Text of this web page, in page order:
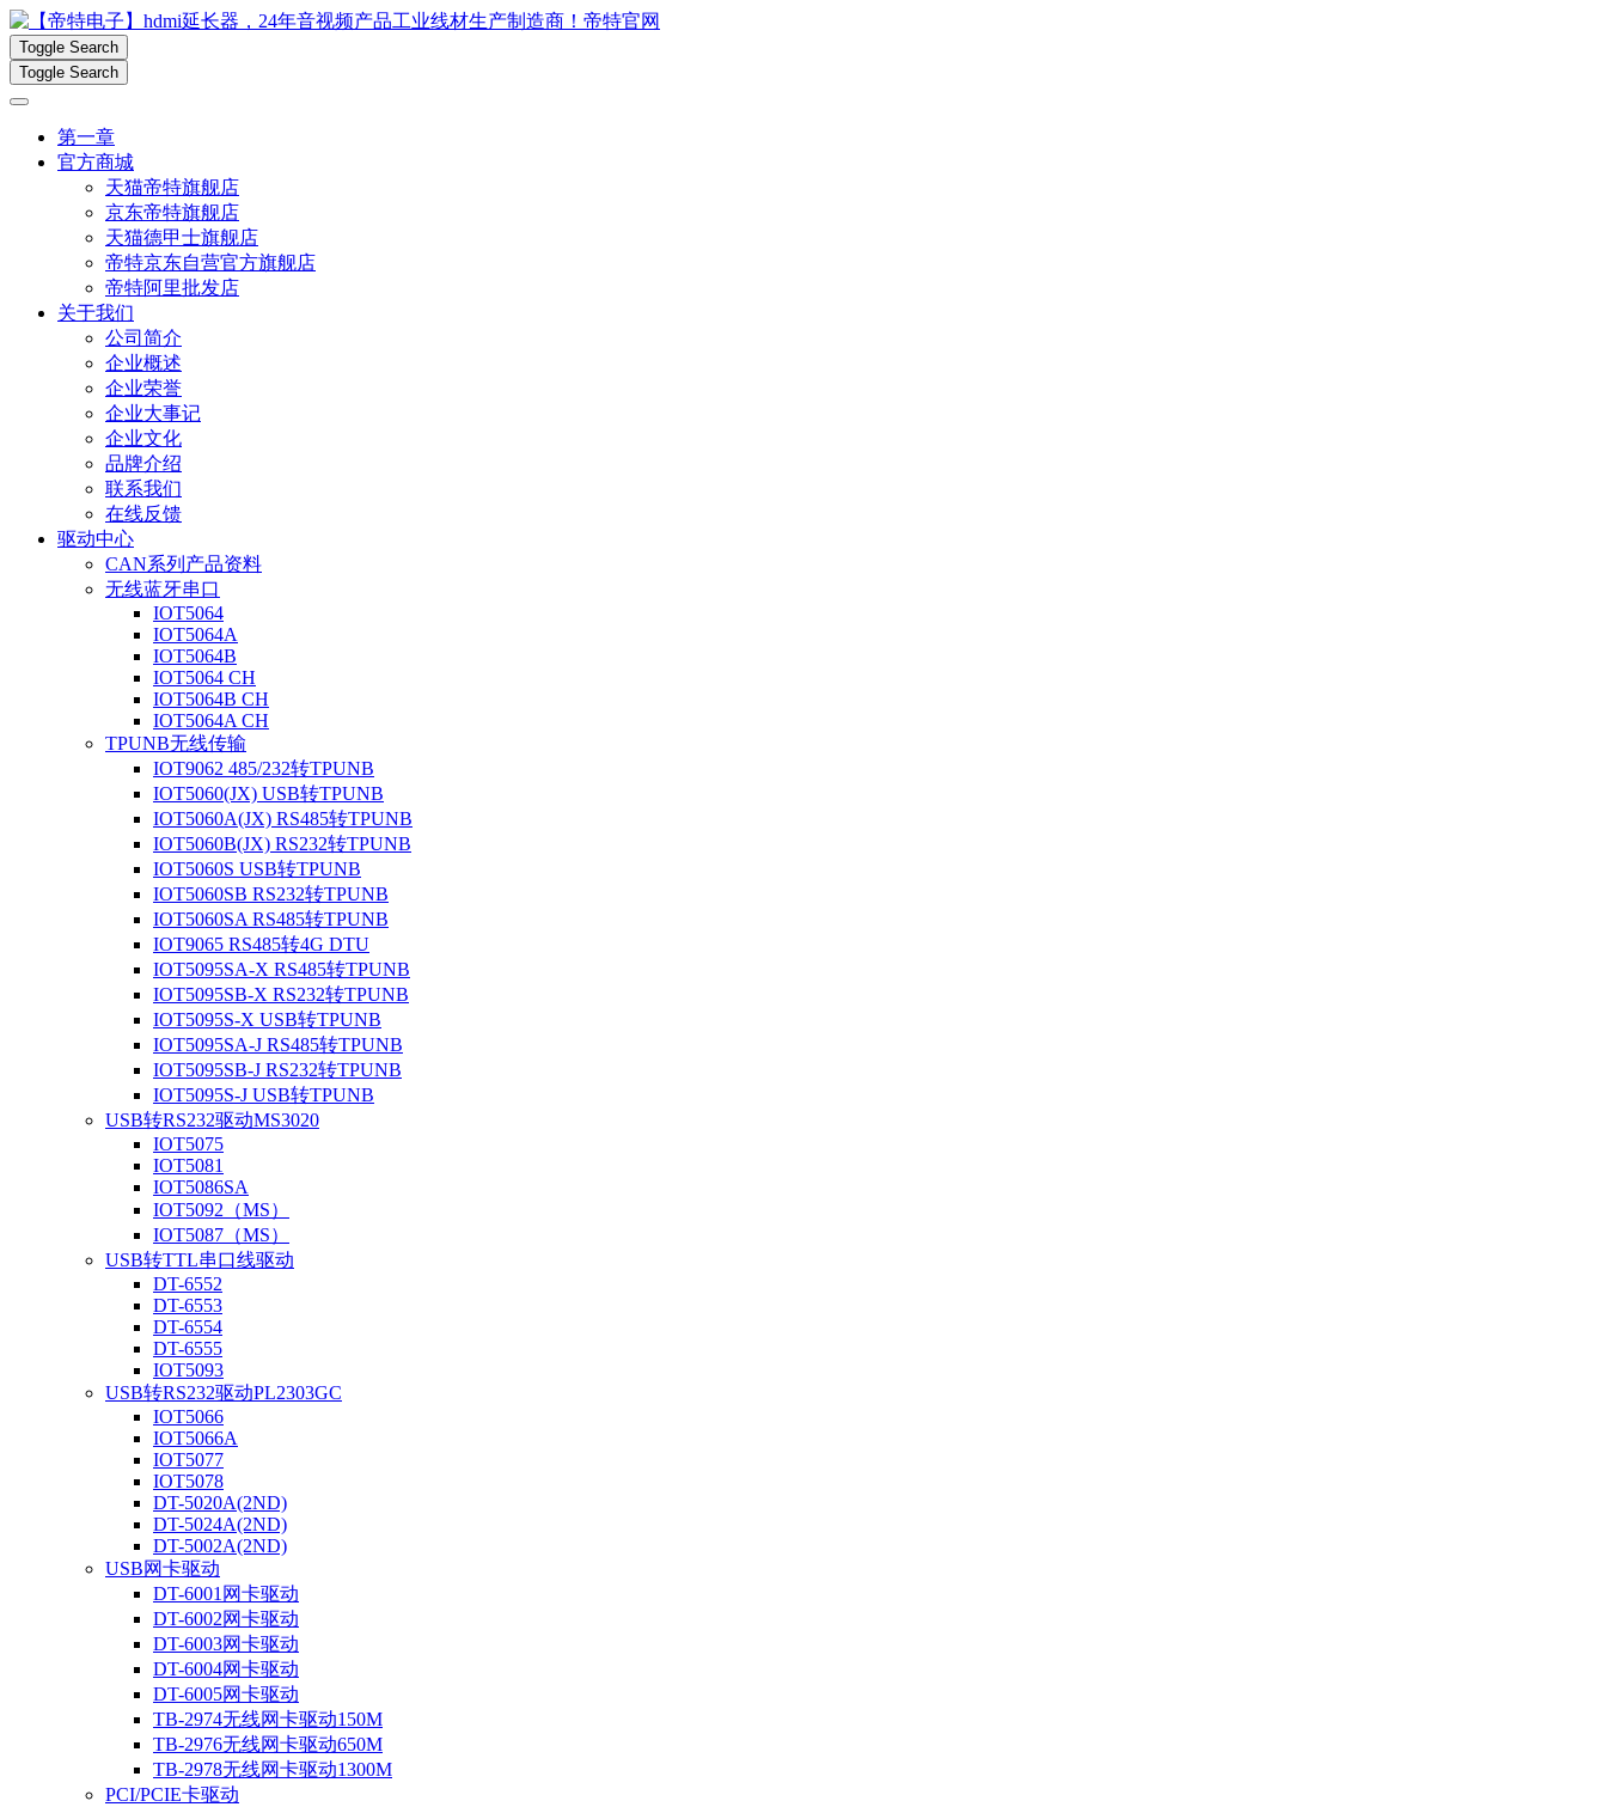
Toggle Search
Toggle Search
第一章
官方商城
天猫帝特旗舰店
京东帝特旗舰店
天猫德甲士旗舰店
帝特京东自营官方旗舰店
帝特阿里批发店
关于我们
公司简介
企业概述
企业荣誉
企业大事记
企业文化
品牌介绍
联系我们
在线反馈
驱动中心
CAN系列产品资料
无线蓝牙串口
IOT5064
IOT5064A
IOT5064B
IOT5064 CH
IOT5064B CH
IOT5064A CH
TPUNB无线传输
IOT9062 485/232转TPUNB
IOT5060(JX) USB转TPUNB
IOT5060A(JX) RS485转TPUNB
IOT5060B(JX) RS232转TPUNB
IOT5060S USB转TPUNB
IOT5060SB RS232转TPUNB
IOT5060SA RS485转TPUNB
IOT9065 RS485转4G DTU
IOT5095SA-X RS485转TPUNB
IOT5095SB-X RS232转TPUNB
IOT5095S-X USB转TPUNB
IOT5095SA-J RS485转TPUNB
IOT5095SB-J RS232转TPUNB
IOT5095S-J USB转TPUNB
USB转RS232驱动MS3020
IOT5075
IOT5081
IOT5086SA
IOT5092（MS）
IOT5087（MS）
USB转TTL串口线驱动
DT-6552
DT-6553
DT-6554
DT-6555
IOT5093
USB转RS232驱动PL2303GC
IOT5066
IOT5066A
IOT5077
IOT5078
DT-5020A(2ND)
DT-5024A(2ND)
DT-5002A(2ND)
USB网卡驱动
DT-6001网卡驱动
DT-6002网卡驱动
DT-6003网卡驱动
DT-6004网卡驱动
DT-6005网卡驱动
TB-2974无线网卡驱动150M
TB-2976无线网卡驱动650M
TB-2978无线网卡驱动1300M
PCI/PCIE卡驱动